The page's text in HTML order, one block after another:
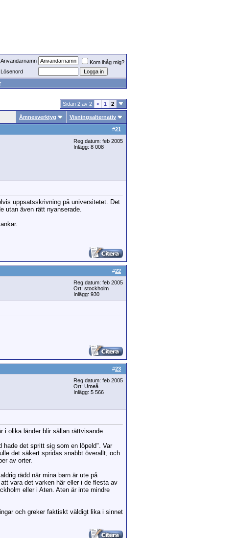
Användarnamn
Kom ihåg mig?
Lösenord
Sidan 2 av 2 < 1 2
Ämnesverktyg Visningsalternativ
#21
Reg.datum: feb 2005
Inlägg: 8 008
uppsatsskrivning på universitetet. Det
utan även rätt nyanserade.
#22
Reg.datum: feb 2005
Ort: stockholm
Inlägg: 930
#23
Reg.datum: feb 2005
Ort: Umeå
Inlägg: 5 566
i olika länder blir sällan rättvisande.
hade det spritt sig som en löpeld". Var
det säkert spridas snabbt överallt, och
av orter.
rädd när mina barn är ute på
vara det varken här eller i de flesta av
eller i Aten. Aten är inte mindre
och greker faktiskt väldigt lika i sinnet